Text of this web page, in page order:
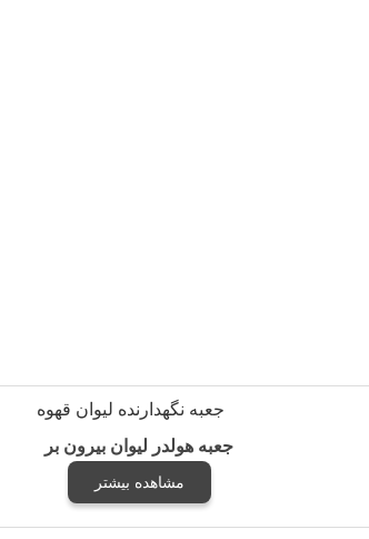
جعبه هولدر لیوان بیرون بر
مشاهده بیشتر